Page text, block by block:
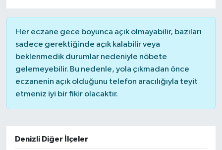
Her eczane gece boyunca açık olmayabilir, bazıları
sadece gerektiğinde açık kalabilir veya
beklenmedik durumlar nedeniyle nöbete
gelemeyebilir. Bu nedenle, yola çıkmadan önce
eczanenin açık olduğunu telefon aracılığıyla teyit
etmeniz iyi bir fikir olacaktır.
Denizli Diğer İlçeler